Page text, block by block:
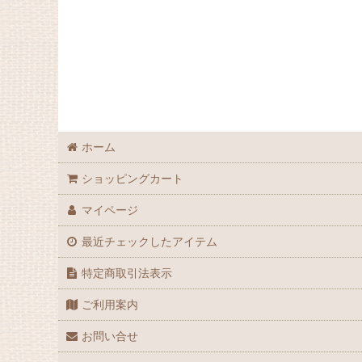
ホーム
ショッピングカート
マイページ
最近チェックしたアイテム
特定商取引法表示
ご利用案内
お問い合せ